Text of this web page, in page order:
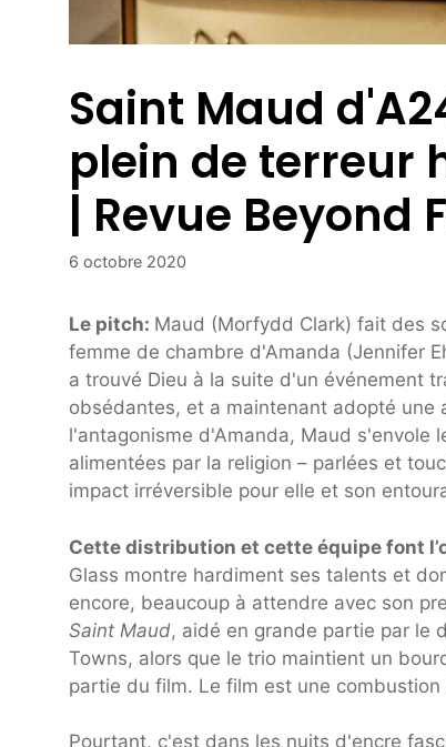
Saint Maud
plein de terreur
| Revue Beyond
6 octobre 2020
Le pitch: Maud (Morfydd Clark) fait des
femme de chambre d'Amanda (Jennifer
a trouvé Dieu à la suite d'un événement
obsédantes, et a maintenant adopté une
l'antagonisme d'Amanda, Maud s'envole
alimentées par la religion – parlées et
impact irréversible pour elle et son
Cette distribution et cette équipe font
Glass montre hardiment ses talents et
encore, beaucoup à attendre avec son
Saint Maud, aidé en grande partie par le
Towns, alors que le trio maintient un
partie du film. Le film est une
Pourtant, c'est dans les nuits d'encre